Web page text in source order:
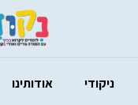
ניקודי אודותינו